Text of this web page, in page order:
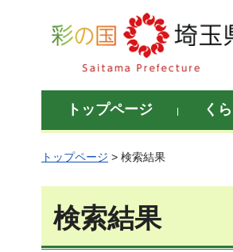
彩の国 埼玉県
トップページ く
トップページ > 検索結果
検索結果